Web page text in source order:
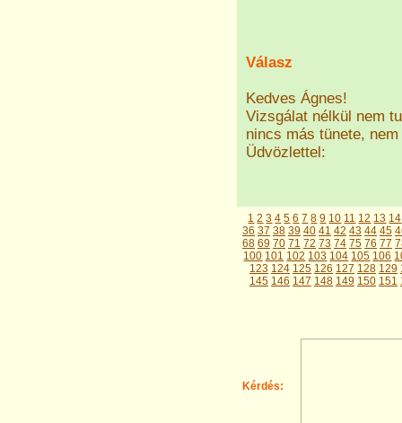
Válasz
Kedves Ágnes!
Vizsgálat nélkül nem
nincs más tünete,
Üdvözlettel:
1 2 3 4 5 6 7 8 9 10 11 12 13 14
36 37 38 39 40 41 42 43 44 45
68 69 70 71 72 73 74 75 76 77
100 101 102 103 104 105 106
123 124 125 126 127 128 129
145 146 147 148 149 150 151
Kérdés: